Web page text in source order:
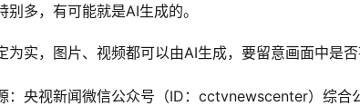
别多，有可能就是AI生成的。
为实，图片、视频都可以由AI生成，要留意画面中是否
：央视新闻微信公众号（ID：cctvnewscenter）综合